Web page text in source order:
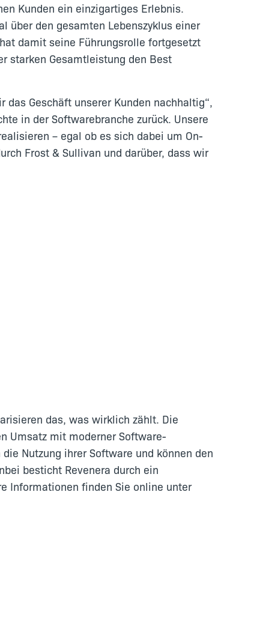
Kunden ein einzigartiges Erlebnis.
über den gesamten Lebenszyklus einer
damit seine Führungsrolle fortgesetzt
starken Gesamtleistung den Best
Geschäft unserer Kunden nachhaltig“,
in der Softwarebranche zurück. Unsere
– egal ob es sich dabei um On-
Frost & Sullivan und darüber, dass wir
das, was wirklich zählt. Die
Umsatz mit moderner Software-
Nutzung ihrer Software und können den
besticht Revenera durch ein
Informationen finden Sie online unter